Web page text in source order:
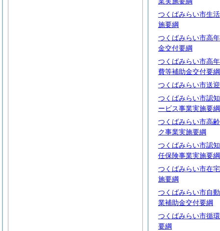
つくばみらい市生
施要綱
つくばみらい市高
金交付要綱
つくばみらい市高
費等補助金交付要綱
つくばみらい市送
つくばみらい市認
ービス事業実施要綱
つくばみらい市高
ク事業実施要綱
つくばみらい市認
任保険事業実施要綱
つくばみらい市在
施要綱
つくばみらい市自
業補助金交付要綱
つくばみらい市循
要綱